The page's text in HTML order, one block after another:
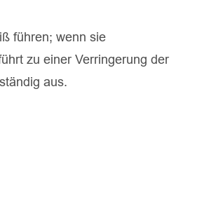
führen; wenn sie
zu einer Verringerung der
aus.